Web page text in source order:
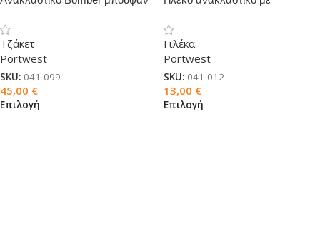
Τζάκετ
Portwest
SKU: 041-099
45,00 €
Επιλογή
Γιλέκα
Portwest
SKU: 041-012
13,00 €
Επιλογή